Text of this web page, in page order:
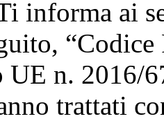
informa ai
“Codice
UE n. 2016/
trattati